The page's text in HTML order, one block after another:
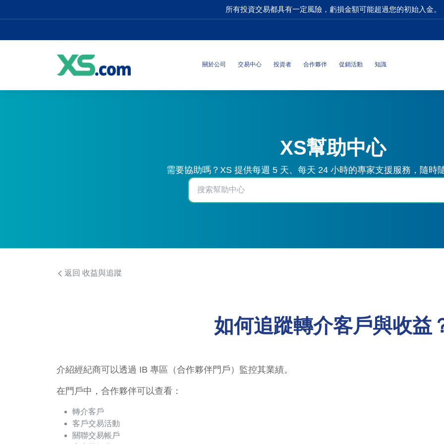
所有投資交易都具有一定風險，虧損金額可能超過您的初始入金。
關於公司 交易中心 投資者 合作夥伴 促銷活動 知識
XS幫助中心
需要協助嗎？XS 提供每週 5 天、每天 24 小時的專家支援服務，隨時
返回 收益與追蹤
如何追蹤轉介客戶與收益
介紹經紀商可以透過 IB 專區（合作夥伴門戶）監控其業績。
在門戶中，合作夥伴可以查看：
轉介客戶
客戶交易活動
關聯交易帳戶